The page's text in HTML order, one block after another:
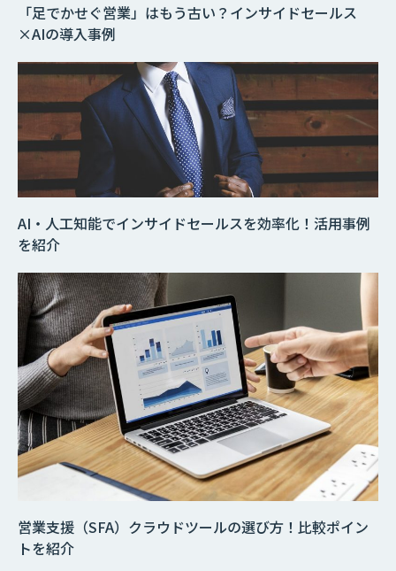
「足でかせぐ営業」はもう古い？インサイドセールス
×AIの導入事例
AI・人工知能でインサイドセールスを効率化！活用事例
を紹介
営業支援（SFA）クラウドツールの選び方！比較ポイン
トを紹介